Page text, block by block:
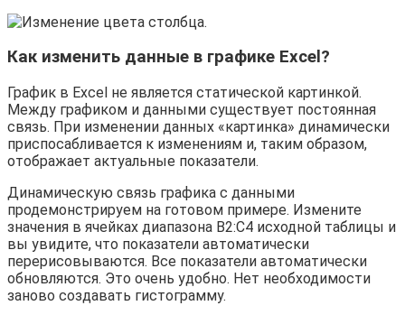
Как изменить данные в графике Excel?
График в Excel не является статической картинкой.
Между графиком и данными существует постоянная
связь. При изменении данных «картинка» динамически
приспосабливается к изменениям и, таким образом,
отображает актуальные показатели.
Динамическую связь графика с данными
продемонстрируем на готовом примере. Измените
значения в ячейках диапазона B2:C4 исходной таблицы и
вы увидите, что показатели автоматически
перерисовываются. Все показатели автоматически
обновляются. Это очень удобно. Нет необходимости
заново создавать гистограмму.